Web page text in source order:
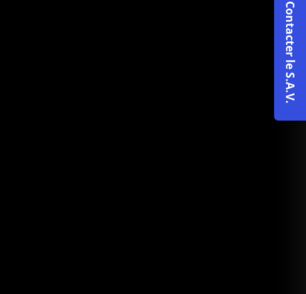
Contacter le S.A.V.